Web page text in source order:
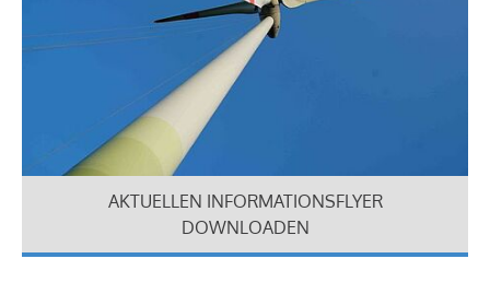
AKTUELLEN INFORMATIONSFLYER
DOWNLOADEN